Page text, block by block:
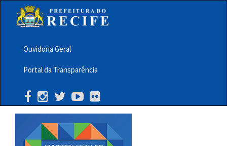
principalMenu
Barra
Topo
PCR
Ouvidoria Geral
Portal da Transparência